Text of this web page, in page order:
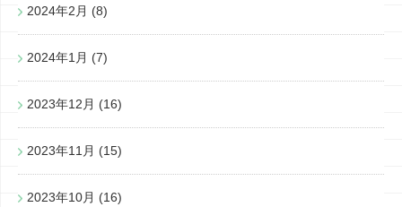
2024年2月 (8)
2024年1月 (7)
2023年12月 (16)
2023年11月 (15)
2023年10月 (16)